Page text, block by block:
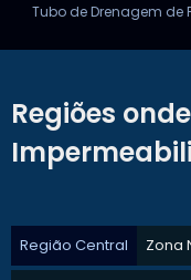
Tubo de Drenagem de
Regiões
Região Central Zona